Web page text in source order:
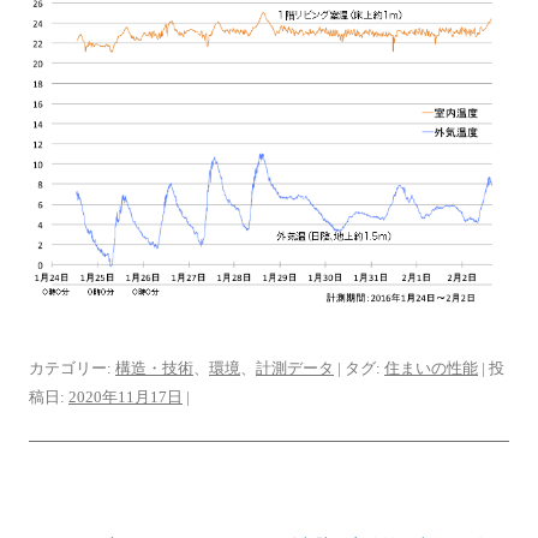
カテゴリー: 構造・技術 環境 計測データ | タグ: 住まいの性能 | 投
稿日: 2020年11月17日 |